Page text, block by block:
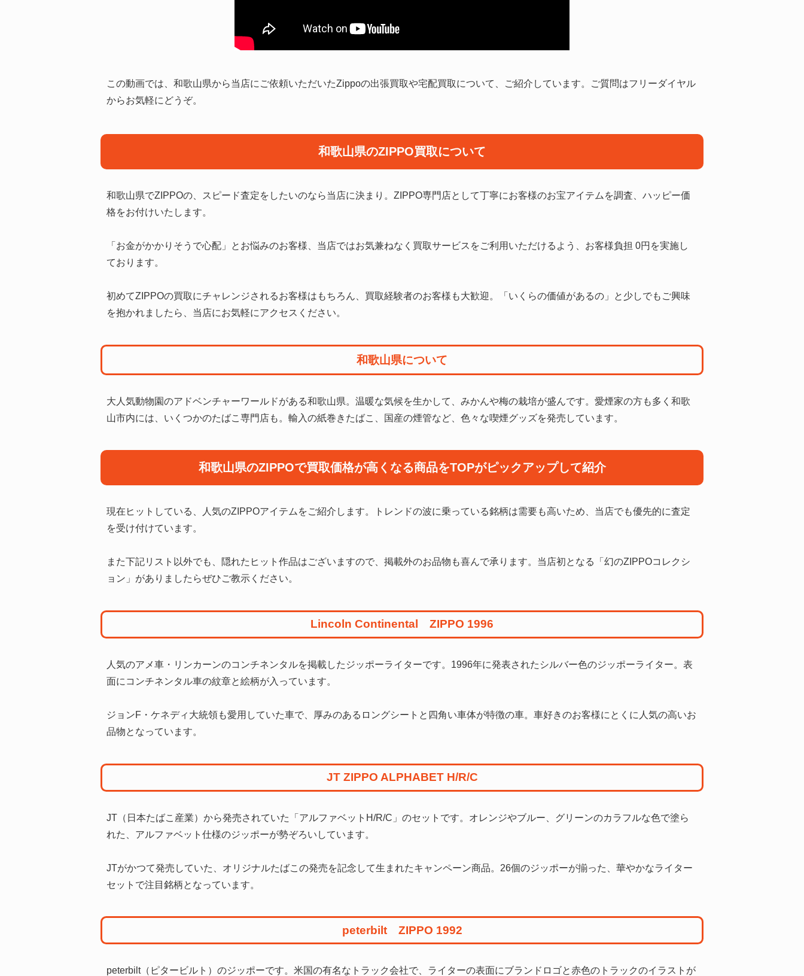
この動画では、和歌山県から当店にご依頼いただいたZippoの出張買取や宅配買取について、ご紹介しています。ご質問はフリーダイヤル
からお気軽にどうぞ。
和歌山県のZIPPO買取について
和歌山県でZIPPOの、スピード査定をしたいのなら当店に決まり。ZIPPO専門店として丁寧にお客様のお宝アイテムを調査、ハッピー価
格をお付けいたします。
「お金がかかりそうで心配」とお悩みのお客様、当店ではお気兼ねなく買取サービスをご利用いただけるよう、お客様負担 0円を実施し
ております。
初めてZIPPOの買取にチャレンジされるお客様はもちろん、買取経験者のお客様も大歓迎。「いくらの価値があるの」と少しでもご興味
を抱かれましたら、当店にお気軽にアクセスください。
和歌山県について
大人気動物園のアドベンチャーワールドがある和歌山県。温暖な気候を生かして、みかんや梅の栽培が盛んです。愛煙家の方も多く和歌
山市内には、いくつかのたばこ専門店も。輸入の紙巻きたばこ、国産の煙管など、色々な喫煙グッズを発売しています。
和歌山県のZIPPOで買取価格が高くなる商品をTOPがピックアップして紹介
現在ヒットしている、人気のZIPPOアイテムをご紹介します。トレンドの波に乗っている銘柄は需要も高いため、当店でも優先的に査定
を受け付けています。
また下記リスト以外でも、隠れたヒット作品はございますので、掲載外のお品物も喜んで承ります。当店初となる「幻のZIPPOコレクシ
ョン」がありましたらぜひご教示ください。
Lincoln Continental ZIPPO 1996
人気のアメ車・リンカーンのコンチネンタルを掲載したジッポーライターです。1996年に発表されたシルバー色のジッポーライター。表
面にコンチネンタル車の紋章と絵柄が入っています。
ジョンF・ケネディ大統領も愛用していた車で、厚みのあるロングシートと四角い車体が特徴の車。車好きのお客様にとくに人気の高いお
品物となっています。
JT ZIPPO ALPHABET H/R/C
JT（日本たばこ産業）から発売されていた「アルファベットH/R/C」のセットです。オレンジやブルー、グリーンのカラフルな色で塗ら
れた、アルファベット仕様のジッポーが勢ぞろいしています。
JTがかつて発売していた、オリジナルたばこの発売を記念して生まれたキャンペーン商品。26個のジッポーが揃った、華やかなライター
セットで注目銘柄となっています。
peterbilt ZIPPO 1992
peterbilt（ピタービルト）のジッポーです。米国の有名なトラック会社で、ライターの表面にブランドロゴと赤色のトラックのイラストが